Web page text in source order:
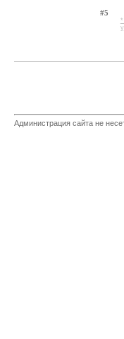
#5
*
Администрация сайта не